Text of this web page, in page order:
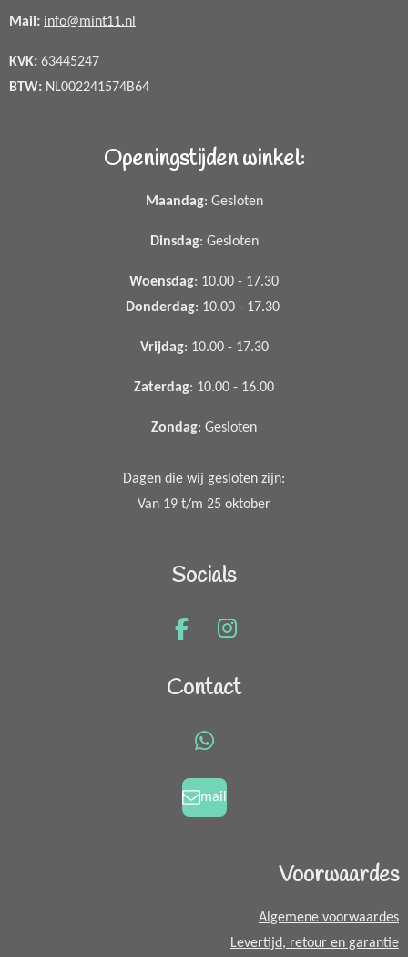
Mail: info@mint11.nl
KVK: 63445247
BTW: NL002241574B64
Openingstijden winkel:
Maandag: Gesloten
Dinsdag: Gesloten
Woensdag: 10.00 - 17.30
Donderdag: 10.00 - 17.30
Vrijdag: 10.00 - 17.30
Zaterdag: 10.00 - 16.00
Zondag: Gesloten
Dagen die wij gesloten zijn:
Van 19 t/m 25 oktober
Socials
F
c
k
I
s
a
m
Contact
W
a
t
mail
Voorwaardes
Algemene voorwaardes
Levertijd, retour en garantie